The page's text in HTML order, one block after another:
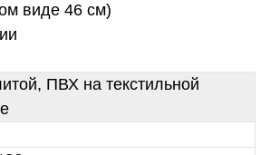
виде 46 см)
ПВХ на текстильной